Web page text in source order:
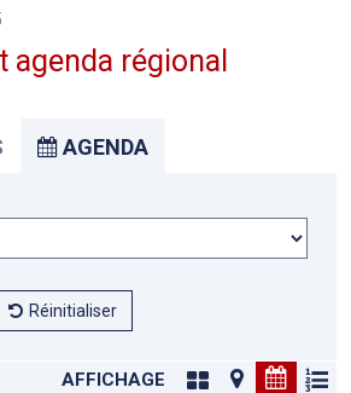
agenda régional
AGENDA
Réinitialiser
AFFICHAGE